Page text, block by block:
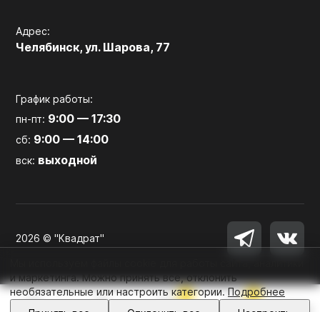
0 0
Адрес:
Челябинск, ул. Шарова, 77
График работы:
пн-пт: 9:00 — 17:30
сб: 9:00 — 14:00
вск: выходной
2026 © "Квадрат"
и маркетинга. Можно принять все, отклонить
необязательные или настроить категории.Подробнее